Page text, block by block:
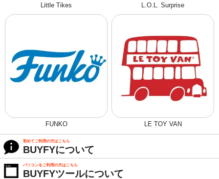
Little Tikes L.O.L. Surprise
FUNKO LE TOY VAN
初めてご利用の方はこちら
BUYFYについて
パソコンをご利用の方はこちら
BUYFYツールについて